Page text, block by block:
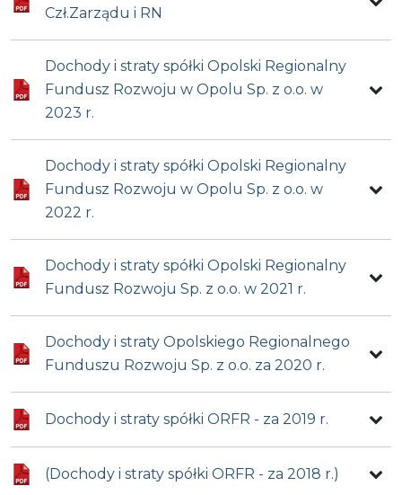
Czł.Zarządu i RN
Dochody i straty spółki Opolski Regionalny
Fundusz Rozwoju w Opolu Sp. z o.o. w
2023 r.
Dochody i straty spółki Opolski Regionalny
Fundusz Rozwoju w Opolu Sp. z o.o. w
2022 r.
Dochody i straty spółki Opolski Regionalny
Fundusz Rozwoju Sp. z o.o. w 2021 r.
Dochody i straty Opolskiego Regionalnego
Funduszu Rozwoju Sp. z o.o. za 2020 r.
Dochody i straty spółki ORFR - za 2019 r.
(Dochody i straty spółki ORFR - za 2018 r.)